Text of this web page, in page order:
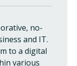
no-
and IT.
to a digital
various